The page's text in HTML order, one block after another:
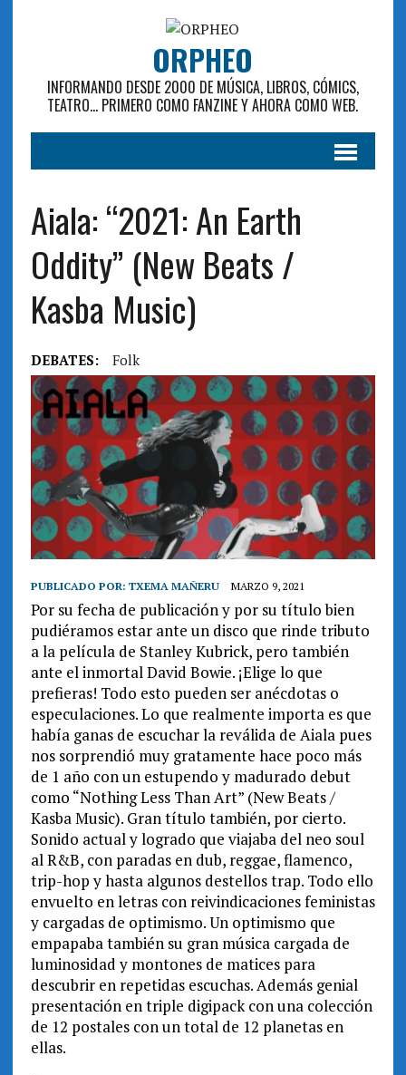
ORPHEO
INFORMANDO DESDE 2000 DE MÚSICA, LIBROS, CÓMICS,
TEATRO... PRIMERO COMO FANZINE Y AHORA COMO WEB.
Aiala: “2021: An Earth
Oddity” (New Beats /
Kasba Music)
DEBATES: Folk
PUBLICADO POR: TXEMA MAÑERU MARZO 9, 2021
Por su fecha de publicación y por su título bien
pudiéramos estar ante un disco que rinde tributo
a la película de Stanley Kubrick, pero también
ante el inmortal David Bowie. ¡Elige lo que
prefieras! Todo esto pueden ser anécdotas o
especulaciones. Lo que realmente importa es que
había ganas de escuchar la reválida de Aiala pues
nos sorprendió muy gratamente hace poco más
de 1 año con un estupendo y madurado debut
como “Nothing Less Than Art” (New Beats /
Kasba Music). Gran título también, por cierto.
Sonido actual y logrado que viajaba del neo soul
al R&B, con paradas en dub, reggae, flamenco,
trip-hop y hasta algunos destellos trap. Todo ello
envuelto en letras con reivindicaciones feministas
y cargadas de optimismo. Un optimismo que
empapaba también su gran música cargada de
luminosidad y montones de matices para
descubrir en repetidas escuchas. Además genial
presentación en triple digipack con una colección
de 12 postales con un total de 12 planetas en
ellas.